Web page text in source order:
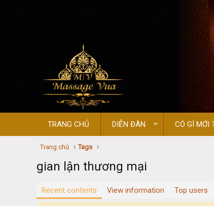
TRANG CHỦ DIỄN ĐÀN CÓ GÌ MỚI
Trang chủ Tags
gian lận thương mại
Recent contents View information Top users